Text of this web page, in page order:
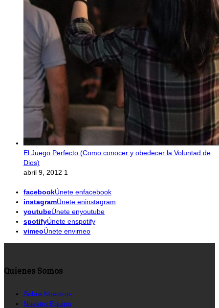
El Juego Perfecto (Como conocer y obedecer la Voluntad de
Dios)
abril 9, 2012 1
facebookÚnete enfacebook
instagramÚnete eninstagram
youtubeÚnete enyoutube
spotifyÚnete enspotify
vimeoÚnete envimeo
Quienes Somos
Sobre Nosotros
Nuestro Equipo